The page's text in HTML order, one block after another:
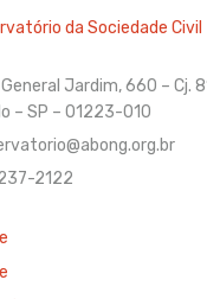
General Jardim, 660 – Cj.
– SP – 01223-010
2122